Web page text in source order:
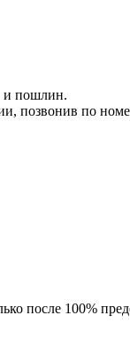
и пошлин.
позвонив по
после 100%